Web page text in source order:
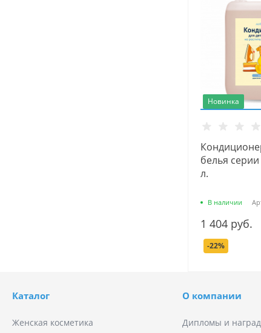
Новинка
белья
л.
В наличии
1 404 руб.
-22%
Каталог
Женская косметика
О компании
Дипломы и